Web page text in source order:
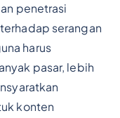
penetrasi
serangan
harus
pasar, lebih
konten